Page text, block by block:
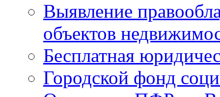
Выявление
объектов
Бесплатная
Городской фонд